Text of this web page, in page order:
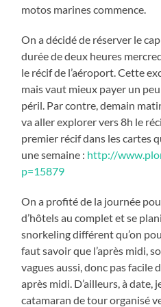
motos marines commence.
On a décidé de réserver le
durée de deux heures
le récif de l’aéroport. Cette
mais vaut mieux payer un
péril. Par contre, demain
va aller explorer vers 8h le
premier récif dans les cartes
une semaine : http://
p=15879
On a profité de la journée
d’hôtels au complet et se
snorkeling différent qu’on
faut savoir que l’après midi,
vagues aussi, donc pas facile
après midi. D’ailleurs, à date,
catamaran de tour organisé